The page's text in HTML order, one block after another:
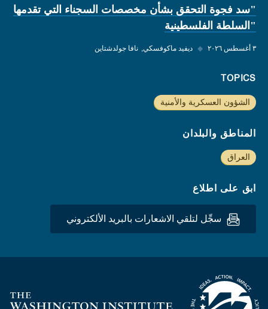
"سد فجوة التحقق بشأن مخصصات السجناء التي تقدمها
"السلطة الفلسطينية
٣ أغسطس ٢٠٢٦ ◆ ديفيد ماكوفسكي نافا جولدشتاين
TOPICS
الشؤون العسكرية والأمنية
المناطق والبلدان
العراق
ابق على اطلاع
سجِّل لتلقي الاشعارات بالبريد الألكتروني